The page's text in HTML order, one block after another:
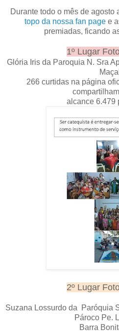
Durante todo o mês de agosto
topo da nossa fan pagee
premiadas, ficando
1º Lugar
Glória Iris da Paroquia N. Sra
Maçal
266 curtidas na página
alcance 6.479
2º Lugar
Suzana Lossurdo da Paróquia
Pároco Pe.
Barra